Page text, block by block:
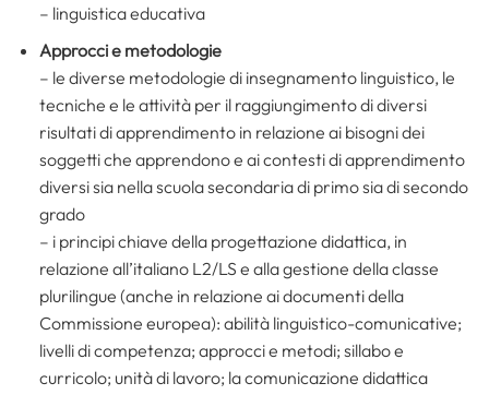
– linguistica educativa
Approcci e metodologie
– le diverse metodologie di insegnamento linguistico, le
tecniche e le attività per il raggiungimento di diversi
risultati di apprendimento in relazione ai bisogni dei
soggetti che apprendono e ai contesti di apprendimento
diversi sia nella scuola secondaria di primo sia di secondo
grado
– i principi chiave della progettazione didattica, in
relazione all’italiano L2/LS e alla gestione della classe
plurilingue (anche in relazione ai documenti della
Commissione europea): abilità linguistico-comunicative;
livelli di competenza; approcci e metodi; sillabo e
curricolo; unità di lavoro; la comunicazione didattica